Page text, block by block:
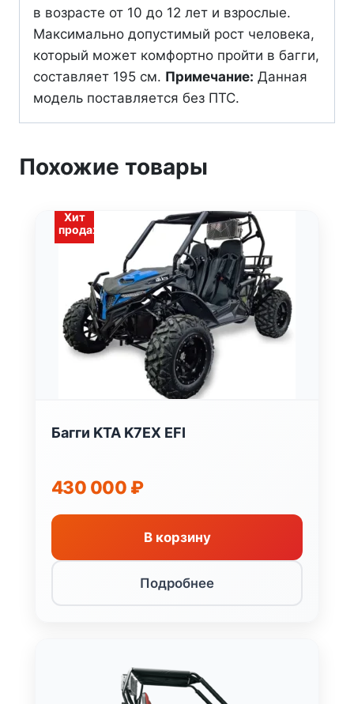
в возрасте от 10 до 12 лет и взрослые.
Максимально допустимый рост человека,
который может комфортно пройти в багги,
составляет 195 см. Примечание: Данная
модель поставляется без ПТС.
Похожие товары
Хит
продаж
Багги KTA K7EX EFI
430 000 ₽
В корзину
Подробнее